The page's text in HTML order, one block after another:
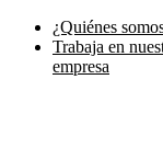
¿Quiénes
Trabaja en
empresa